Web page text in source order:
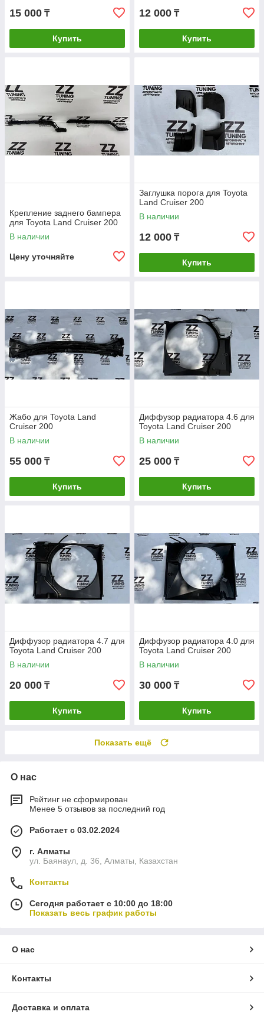
15 000 ₸
Купить
12 000 ₸
Купить
Крепление заднего бампера
для Toyota Land Cruiser 200
В наличии
Цену уточняйте
Заглушка порога для Toyota
Land Cruiser 200
В наличии
12 000 ₸
Купить
Жабо для Toyota Land
Cruiser 200
В наличии
55 000 ₸
Купить
Диффузор радиатора 4.6 для
Toyota Land Cruiser 200
В наличии
25 000 ₸
Купить
Диффузор радиатора 4.7 для
Toyota Land Cruiser 200
В наличии
20 000 ₸
Купить
Диффузор радиатора 4.0 для
Toyota Land Cruiser 200
В наличии
30 000 ₸
Купить
Показать ещё
О нас
Рейтинг не сформирован
Менее 5 отзывов за последний год
Работает с 03.02.2024
г. Алматы
ул. Баянаул, д. 36, Алматы, Казахстан
Контакты
Сегодня работает с 10:00 до 18:00
Показать весь график работы
О нас
Контакты
Доставка и оплата